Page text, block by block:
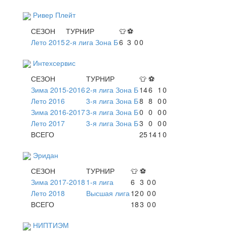
Ривер Плейт
СЕЗОН
ТУРНИР 👕⚽
Лето 20152-я лига Зона Б6 3 00
Интехсервис
СЕЗОН
ТУРНИР 👕 ⚽
Зима 2015-20162-я лига Зона Б146 1 0
Лето 2016
3-я лига Зона Б8 8 00
Зима 2016-20173-я лига Зона Б0 0 00
Лето 2017
3-я лига Зона Б3 0 00
ВСЕГО
25141 0
Эридан
СЕЗОН
ТУРНИР 👕 ⚽
Зима 2017-2018 1-я лига 6 3 00
Лето 2018
Высшая лига120 00
ВСЕГО
183 00
НИПТИЭМ